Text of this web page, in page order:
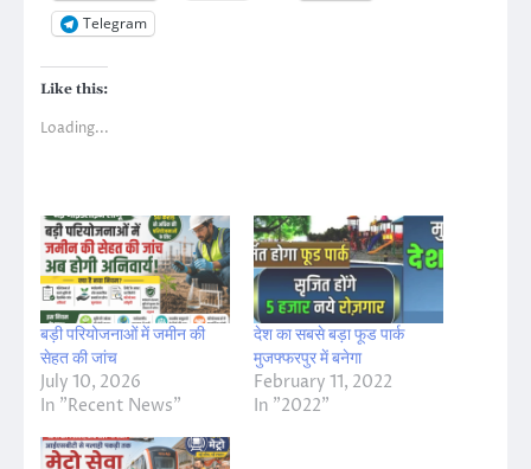
Telegram
Like this:
Loading...
बड़ी परियोजनाओं में जमीन की
सेहत की जांच
July 10, 2026
In "Recent News"
देश का सबसे बड़ा फूड पार्क
मुजफ्फरपुर में बनेगा
February 11, 2022
In "2022"